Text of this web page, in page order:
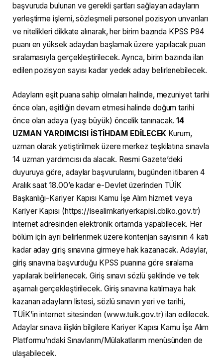
başvuruda bulunan ve gerekli şartları sağlayan adayların
yerleştirme işlemi, sözleşmeli personel pozisyon unvanları
ve nitelikleri dikkate alınarak, her birim bazında KPSS P94
puanı en yüksek adaydan başlamak üzere yapılacak puan
sıralamasıyla gerçekleştirilecek. Ayrıca, birim bazında ilan
edilen pozisyon sayısı kadar yedek aday belirlenebilecek.
Adayların eşit puana sahip olmaları halinde, mezuniyet tarihi
önce olan, eşitliğin devam etmesi halinde doğum tarihi
önce olan adaya (yaşı büyük) öncelik tanınacak.14
UZMAN YARDIMCISI İSTİHDAM EDİLECEK Kurum,
uzman olarak yetiştirilmek üzere merkez teşkilatına sınavla
14 uzman yardımcısı da alacak. Resmi Gazete’deki
duyuruya göre, adaylar başvurularını, bugünden itibaren 4
Aralık saat 18.00’e kadar e-Devlet üzerinden TÜİK
Başkanlığı-Kariyer Kapısı Kamu İşe Alım hizmeti veya
Kariyer Kapısı (https://isealimkariyerkapisi.cbiko.gov.tr)
internet adresinden elektronik ortamda yapabilecek. Her
bölüm için ayrı belirlenmek üzere kontenjan sayısının 4 katı
kadar aday giriş sınavına girmeye hak kazanacak. Adaylar,
giriş sınavına başvurduğu KPSS puanına göre sıralama
yapılarak belirlenecek. Giriş sınavı sözlü şeklinde ve tek
aşamalı gerçekleştirilecek. Giriş sınavına katılmaya hak
kazanan adayların listesi, sözlü sınavın yeri ve tarihi,
TÜİK’in internet sitesinden (www.tuik.gov.tr) ilan edilecek.
Adaylar sınava ilişkin bilgilere Kariyer Kapısı Kamu İşe Alım
Platformu’ndaki Sınavlarım/Mülakatlarım menüsünden de
ulaşabilecek.